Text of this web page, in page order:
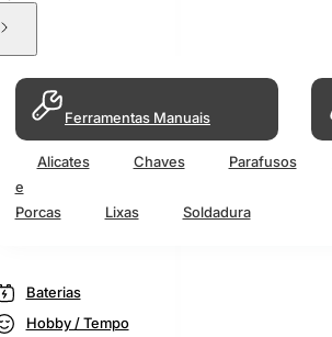
Ferramentas Manuais
Alicates Chaves
Parafusos
e
Porcas
Lixas Soldadura
Baterias
Hobby / Tempo